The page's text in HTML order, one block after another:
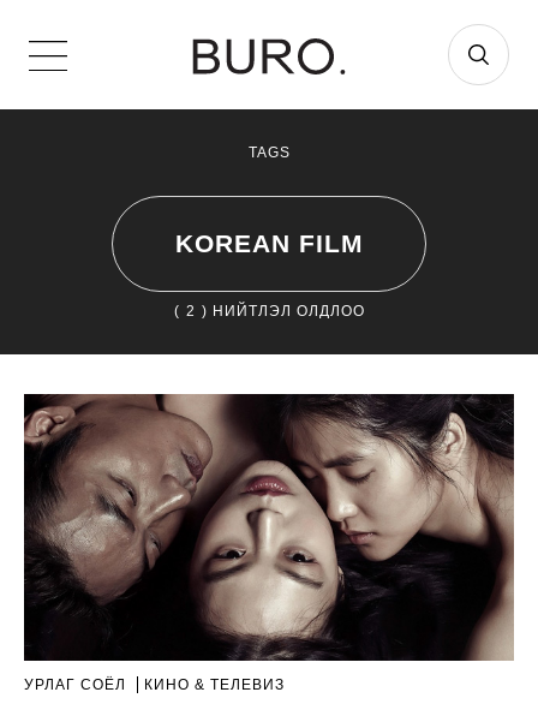
TAGS
KOREAN FILM
( 2 ) НИЙТЛЭЛ ОЛДЛОО
УРЛАГ СОЁЛ КИНО & ТЕЛЕВИЗ